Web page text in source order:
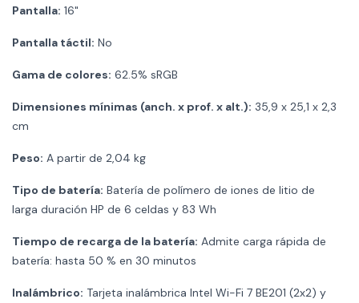
Pantalla: 16"
Pantalla táctil: No
Gama de colores: 62.5% sRGB
Dimensiones mínimas (anch. x prof. x alt.): 35,9 x 25,1 x 2,3
cm
Peso: A partir de 2,04 kg
Tipo de batería: Batería de polímero de iones de litio de
larga duración HP de 6 celdas y 83 Wh
Tiempo de recarga de la batería: Admite carga rápida de
batería: hasta 50 % en 30 minutos
Inalámbrico: Tarjeta inalámbrica Intel Wi-Fi 7 BE201 (2x2) y